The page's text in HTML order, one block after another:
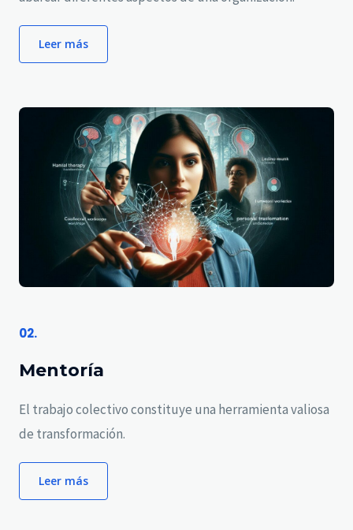
Leer más
02.
Mentoría
El trabajo colectivo constituye una herramienta valiosa
de transformación.
Leer más